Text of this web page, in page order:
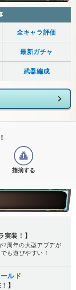
全キャラ評価
最新ガチャ
武器編成
指摘する
実装！】
2周年の大型アプデが
も遊びやすい！
ルド
】